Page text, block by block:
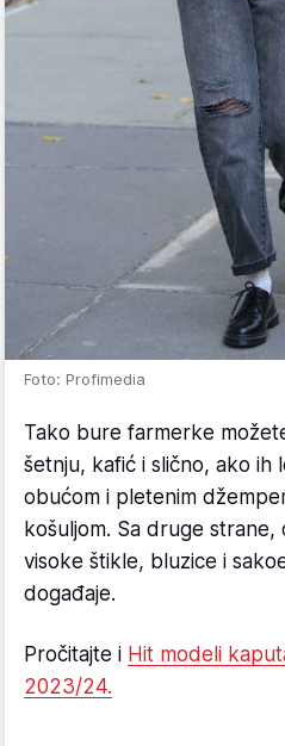
Foto: Profimedia
Tako bure farmerke
šetnju, kafić i slično, ako ih
obućom i pletenim
košuljom. Sa druge strane,
visoke štikle, bluzice i
događaje.
Pročitajte i Hit modeli
2023/24.